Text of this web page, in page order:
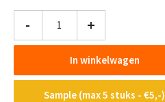
-
CT28
Beige
+
In winkelwagen
Sample (max 5 stuks - €5,-)